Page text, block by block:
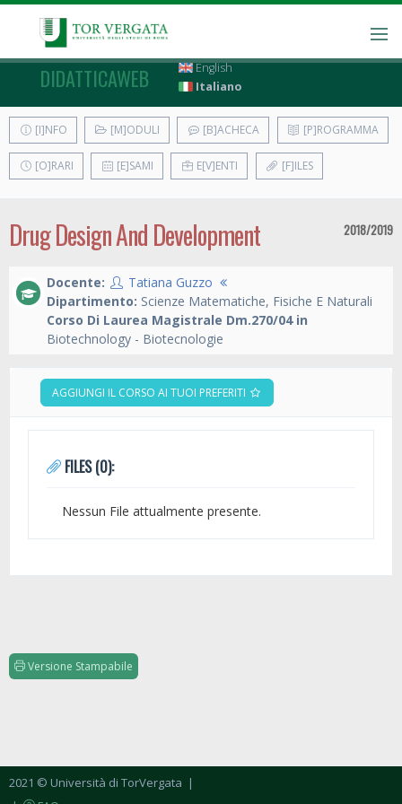
DIDATTICAWEB
English
Italiano
[I]NFO [M]ODULI [B]ACHECA [P]ROGRAMMA
[O]RARI [E]SAMI E[V]ENTI [F]ILES
Drug Design And Development 2018/2019
Docente:
Tatiana Guzzo
Dipartimento: Scienze Matematiche, Fisiche E Naturali
Corso Di Laurea Magistrale Dm.270/04 in
Biotechnology - Biotecnologie
AGGIUNGI IL CORSO AI TUOI PREFERITI
FILES (0):
Nessun File attualmente presente.
Versione Stampabile
2021 © Università di TorVergata |